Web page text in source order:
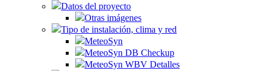
Datos del proyecto
Otras imágenes
Tipo de instalación, clima y red
MeteoSyn
MeteoSyn DB Checkup
MeteoSyn WBV Detalles